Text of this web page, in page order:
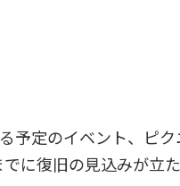
予定のイベント、ピ
に復旧の見込みが立